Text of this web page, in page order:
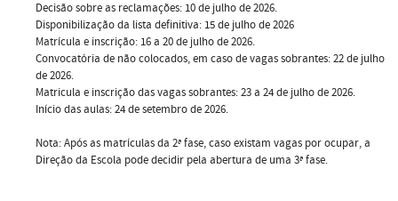
Decisão sobre as reclamações: 10 de julho de 2026.
Disponibilização da lista definitiva: 15 de julho de 2026
Matrícula e inscrição: 16 a 20 de julho de 2026.
Convocatória de não colocados, em caso de vagas sobrantes: 22 de julho
de 2026.
Matricula e inscrição das vagas sobrantes: 23 a 24 de julho de 2026.
Início das aulas: 24 de setembro de 2026.
Nota: Após as matrículas da 2ª fase, caso existam vagas por ocupar, a
Direção da Escola pode decidir pela abertura de uma 3ª fase.